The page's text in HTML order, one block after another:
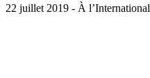
22 juillet 2019 - À l’International